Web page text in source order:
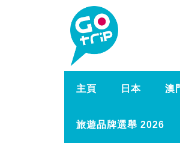
主頁 日本 澳
旅遊品牌選舉 2026